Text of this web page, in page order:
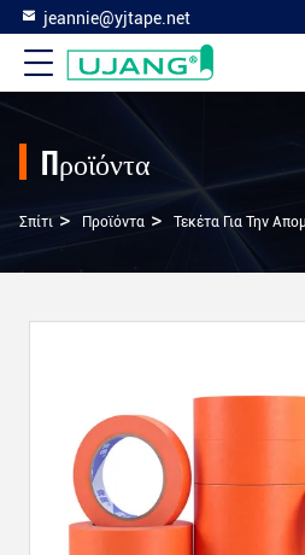
jeannie@yjtape.net
Προϊόντα
Σπίτι > Προϊόντα > Τεκέτα Για Την